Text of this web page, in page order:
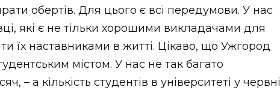
обертів. Для цього є всі передумови. У нас
які є не тільки хорошими викладачами для
їх наставниками в житті. Цікаво, що Ужгород
містом. У нас не так багато
– а кількість студентів в університеті у червні